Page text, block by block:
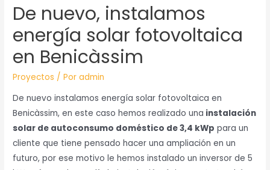
De nuevo, instalamos
energía solar fotovoltaica
en Benicàssim
Proyectos / Poradmin
De nuevo instalamos energía solar fotovoltaica en
Benicàssim, en este caso hemos realizado una instalación
solar de autoconsumo doméstico de 3,4 kWp para un
cliente que tiene pensado hacer una ampliación en un
futuro, por ese motivo le hemos instalado un inversor de 5